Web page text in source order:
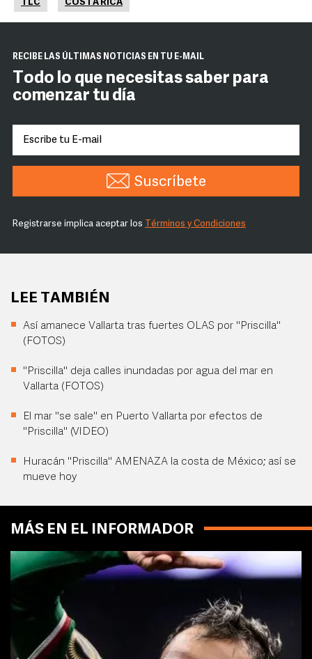
TLC COSTA RICA
RECIBE LAS ÚLTIMAS NOTICIAS EN TU E-MAIL
Todo lo que necesitas saber para
comenzar tu día
Suscríbete
Registrarse implica aceptar los Términos y Condiciones
LEE TAMBIÉN
Así amanece Vallarta tras fuertes OLAS por "Priscilla"
(FOTOS)
"Priscilla" deja calles inundadas por agua del mar en
Vallarta (FOTOS)
El mar "se sale" en Puerto Vallarta por efectos de
"Priscilla" (VIDEO)
Huracán "Priscilla" AMENAZA la costa de México; así se
mueve hoy
MÁS EN EL INFORMADOR